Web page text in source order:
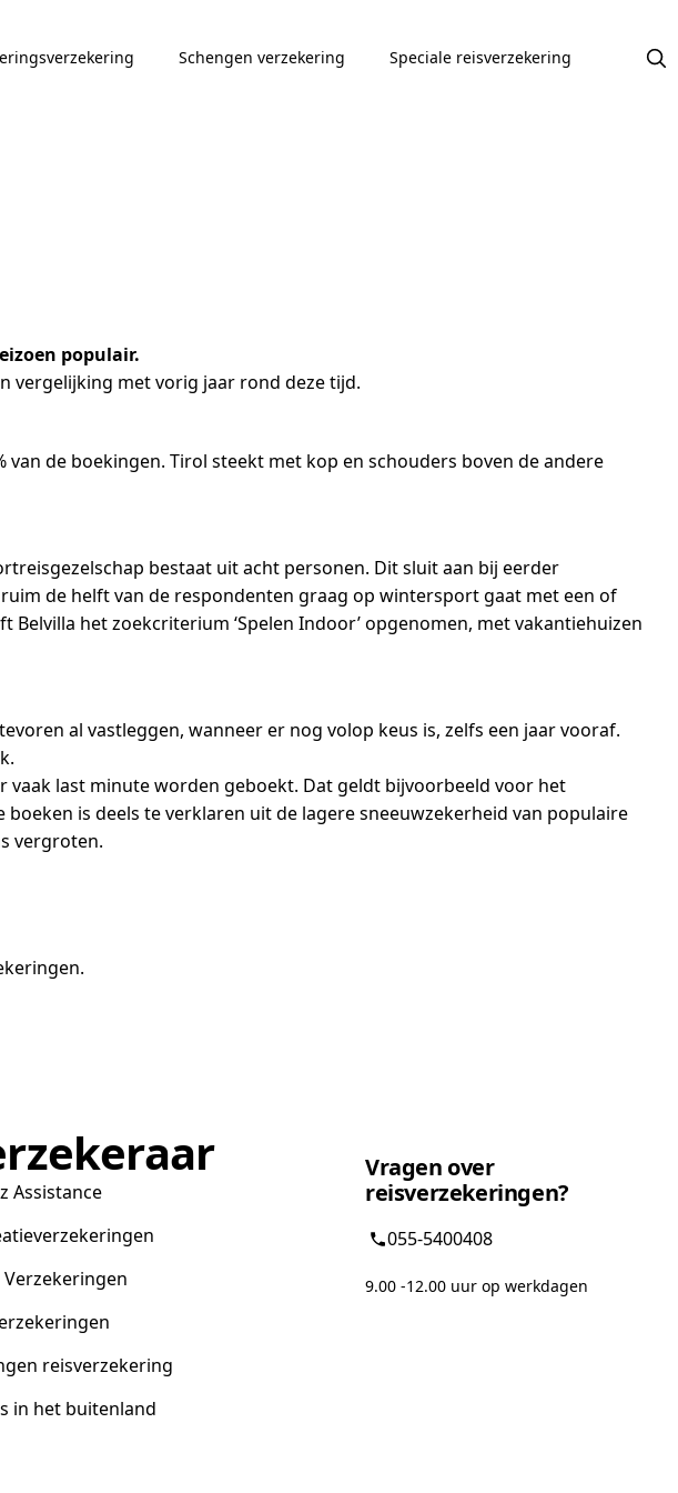
Schengen verzekering Speciale reisverzekering
populair.
vergelijking met vorig jaar rond deze tijd.
de boekingen. Tirol steekt met kop en schouders boven de andere
bestaat uit acht personen. Dit sluit aan bij eerder
de helft van de respondenten graag op wintersport gaat met een of
het zoekcriterium ‘Spelen Indoor’ opgenomen, met vakantiehuizen
al vastleggen, wanneer er nog volop keus is, zelfs een jaar vooraf.
last minute worden geboekt. Dat geldt bijvoorbeeld voor het
is deels te verklaren uit de lagere sneeuwzekerheid van populaire
vergroten.
Assistance
Verzekeringen
reisverzekering
in het buitenland
Vragen over
reisverzekeringen?
055-5400408
9.00 -12.00 uur op werkdagen